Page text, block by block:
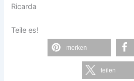
Ricarda
Teile es!
merken
teilen